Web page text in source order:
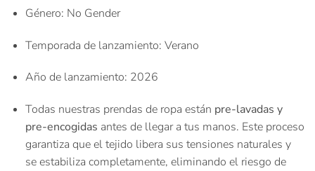
Género: No Gender
Temporada de lanzamiento: Verano
Año de lanzamiento: 2026
Todas nuestras prendas de ropa están pre-lavadas y
pre-encogidas antes de llegar a tus manos. Este proceso
garantiza que el tejido libera sus tensiones naturales y
se estabiliza completamente, eliminando el riesgo de